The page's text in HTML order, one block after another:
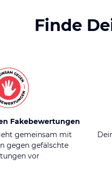
Finde
Fakebewertungen
gemeinsam mit
gegen gefälschte
vor